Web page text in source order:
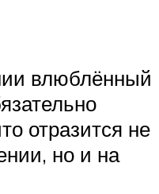
влюблённый
отразится не
но и на